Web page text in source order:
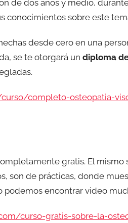
de dos años y medio,
conocimientos sobre este
desde cero en una
se te otorgará un diploma
completo-osteopatia-
gratis. El
son de prácticas, donde
podemos encontrar video
curso-gratis-sobre-la-